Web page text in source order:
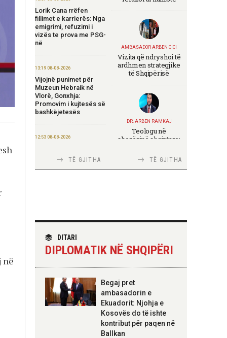
në
Lorik Cana rrëfen
fillimet e karrierës: Nga
emigrimi, refuzimi i
vizës te prova me PSG-
në
13:19 08-08-2026
Vijojnë punimet për
Muzeun Hebraik në
Vlorë, Gonxhja:
Promovim i kujtesës së
bashkëjetesës
12:53 08-08-2026
nivel rreziku i lartë për
zjarre në tetë qarqe
qeverisjen e Kinës
Për herë të parë,
Forcat e Armatosura
me mjete taktike
“Made in Albania”
Ambasada amerikane:
TË GJITHA
AMBASADOR ARBEN CICI
Vizita që ndryshoi të
ardhmen strategjike
të Shqipërisë
DR. ARBEN RAMKAJ
Teologu në
shoqërinë shqiptare:
fetar dhe angazhimit
publik
Italia Strategjike —
“Shqipëria në BE,
projekt më i madh se
amaneti i
Skënderbeut dhe
Ismail Qemalit”
TË GJITHA
DITARI
DIPLOMATIK NË SHQIPËRI
Begaj pret
ambasadorin e
Ekuadorit: Njohja e
Kosovës do të ishte
kontribut për paqen në
Ballkan